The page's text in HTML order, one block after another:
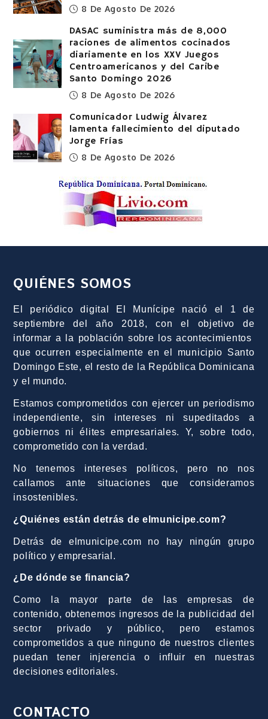
8 De Agosto De 2026
DASAC suministra más de 8,000
raciones de alimentos cocinados
diariamente en los XXV Juegos
Centroamericanos y del Caribe
Santo Domingo 2026
8 De Agosto De 2026
Comunicador Ludwig Álvarez
lamenta fallecimiento del diputado
Jorge Frías
8 De Agosto De 2026
QUIÉNES SOMOS
El periódico digital El Munícipe nació el 1 de
septiembre del año 2018, con el objetivo de
informar a la población sobre los acontecimientos
que ocurren especialmente en el municipio Santo
Domingo Este, el resto de la República Dominicana
y el mundo.
Estamos comprometidos con ejercer un periodismo
independiente, sin intereses ni supeditados a
gobiernos ni élites empresariales. Y, sobre todo,
comprometido con la verdad.
No tenemos intereses políticos, pero no nos
callamos ante situaciones que consideramos
insostenibles.
¿Quiénes están detrás de elmunicipe.com?
Detrás de elmunicipe.com no hay ningún grupo
político y empresarial.
¿De dónde se financia?
Como la mayor parte de las empresas de
contenido, obtenemos ingresos de la publicidad del
sector privado y público, pero estamos
comprometidos a que ninguno de nuestros clientes
puedan tener injerencia o influir en nuestras
decisiones editoriales.
CONTACTO